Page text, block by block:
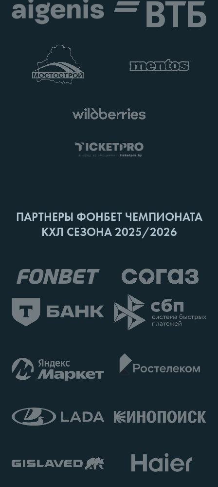
ПАРТНЕРЫ ФОНБЕТ ЧЕМПИОНАТА
КХЛ СЕЗОНА 2025/2026